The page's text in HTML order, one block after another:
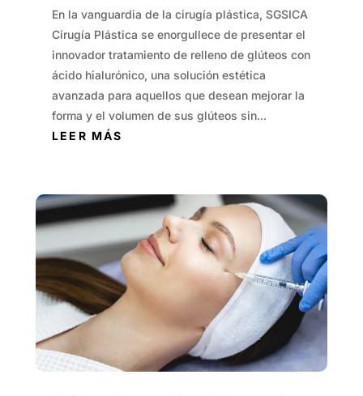
En la vanguardia de la cirugía plástica, SGSICA
Cirugía Plástica se enorgullece de presentar el
innovador tratamiento de relleno de glúteos con
ácido hialurónico, una solución estética
avanzada para aquellos que desean mejorar la
forma y el volumen de sus glúteos sin...
LEER MÁS